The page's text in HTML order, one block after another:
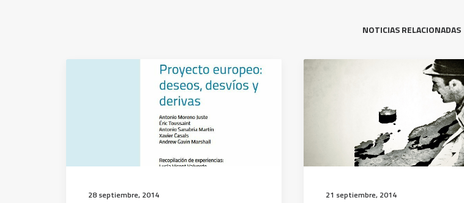
NOTICIAS RELACIONADAS
28 septiembre, 2014 21 septiembre, 2014